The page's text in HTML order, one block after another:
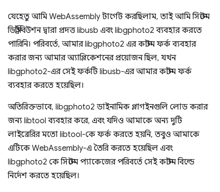
যেহেতু আমি WebAssembly টার্গেট করছিলাম, তাই আমি সিস্টেম
ডিস্ট্রিবিউশন দ্বারা প্রদত্ত libusb এবং libgphoto2 ব্যবহার করতে
পারিনি। পরিবর্তে, আমার libgphoto2 এর কাস্টম ফর্ক ব্যবহার
করার জন্য আমার অ্যাপ্লিকেশনের প্রয়োজন ছিল, যখন
libgphoto2-এর সেই ফর্কটি libusb-এর আমার কাস্টম ফর্ক
ব্যবহার করতে হয়েছিল।
অতিরিক্তভাবে, libgphoto2 ডাইনামিক প্লাগইনগুলি লোড করার
জন্য libtool ব্যবহার করে, এবং যদিও আমাকে অন্য দুটি
লাইব্রেরির মতো libtool-কে ফর্ক করতে হয়নি, তবুও আমাকে
এটিকে WebAssembly-এ তৈরি করতে হয়েছিল এবং
libgphoto2 কে সিস্টেম প্যাকেজের পরিবর্তে সেই কাস্টম বিল্ডে
নির্দেশ করতে হয়েছিল।